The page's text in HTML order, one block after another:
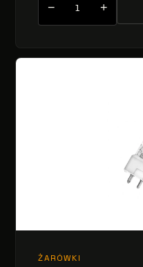
− +
ŻARÓWKI